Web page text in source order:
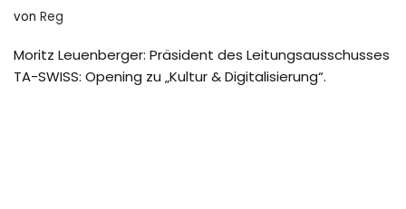
von Reg
Moritz Leuenberger: Präsident des Leitungsausschusses
TA-SWISS: Opening zu „Kultur & Digitalisierung“.